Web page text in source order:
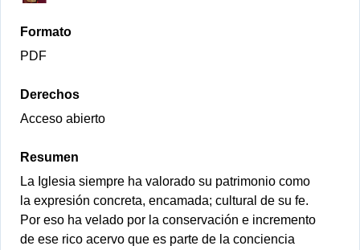
Formato
PDF
Derechos
Acceso abierto
Resumen
La Iglesia siempre ha valorado su patrimonio como
la expresión concreta, encamada; cultural de su fe.
Por eso ha velado por la conservación e incremento
de ese rico acervo que es parte de la conciencia